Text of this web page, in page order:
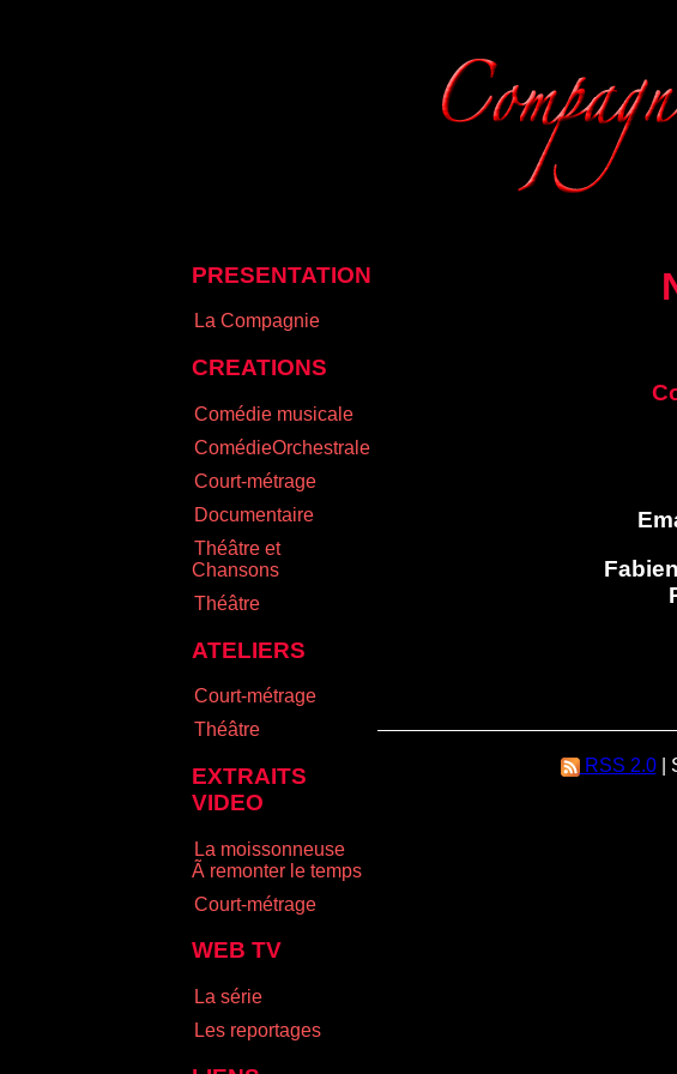
PRESENTATION
La Compagnie
CREATIONS
Comédie musicale
ComédieOrchestrale
Court-métrage
Documentaire
Théâtre et
Chansons
Théâtre
ATELIERS
Court-métrage
Théâtre
EXTRAITS
VIDEO
La moissonneuse
Ã remonter le temps
Court-métrage
WEB TV
La série
Les reportages
RSS 2.0|